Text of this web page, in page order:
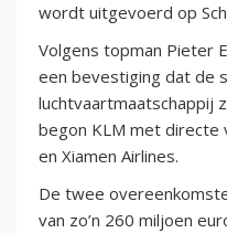
wordt uitgevoerd op
Volgens topman Pieter
een bevestiging dat de
luchtvaartmaatschappij
begon KLM met directe
en Xiamen Airlines.
De twee
van zo’n 260 miljoen